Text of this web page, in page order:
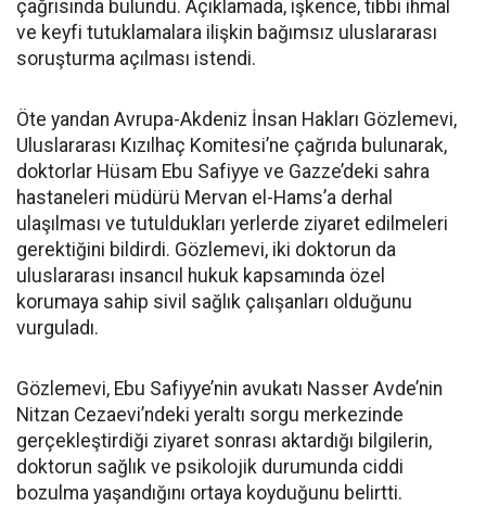
çağrısında bulundu. Açıklamada, işkence, tıbbi ihmal
ve keyfi tutuklamalara ilişkin bağımsız uluslararası
soruşturma açılması istendi.
Öte yandan Avrupa-Akdeniz İnsan Hakları Gözlemevi,
Uluslararası Kızılhaç Komitesi’ne çağrıda bulunarak,
doktorlar Hüsam Ebu Safiyye ve Gazze’deki sahra
hastaneleri müdürü Mervan el-Hams’a derhal
ulaşılması ve tutuldukları yerlerde ziyaret edilmeleri
gerektiğini bildirdi. Gözlemevi, iki doktorun da
uluslararası insancıl hukuk kapsamında özel
korumaya sahip sivil sağlık çalışanları olduğunu
vurguladı.
Gözlemevi, Ebu Safiyye’nin avukatı Nasser Avde’nin
Nitzan Cezaevi’ndeki yeraltı sorgu merkezinde
gerçekleştirdiği ziyaret sonrası aktardığı bilgilerin,
doktorun sağlık ve psikolojik durumunda ciddi
bozulma yaşandığını ortaya koyduğunu belirtti.